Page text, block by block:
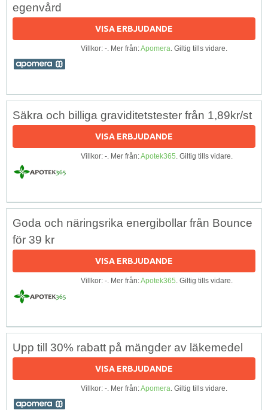
egenvård
VISA ERBJUDANDE
Villkor: -. Mer från:Apomera. Giltig tills vidare.
Säkra och billiga graviditetstester från 1,89kr/st
VISA ERBJUDANDE
Villkor: -. Mer från:Apotek365. Giltig tills vidare.
Goda och näringsrika energibollar från Bounce
för 39 kr
VISA ERBJUDANDE
Villkor: -. Mer från:Apotek365. Giltig tills vidare.
Upp till 30% rabatt på mängder av läkemedel
VISA ERBJUDANDE
Villkor: -. Mer från:Apomera. Giltig tills vidare.